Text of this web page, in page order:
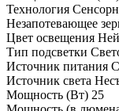
Технология
Незапотевающее
Цвет освещения
Тип подсветки
Источник питания
Источник света
Мощность (Вт) 25